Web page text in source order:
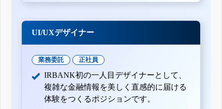
UI/UXデザイナー
業務委託 正社員
IRBANK初の一人目デザイナーとして、
複雑な金融情報を美しく直感的に届ける
体験をつくるポジションです。